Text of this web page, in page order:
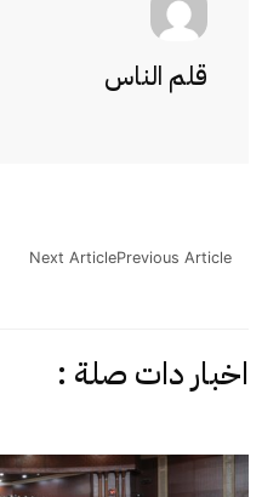
قلم الناس
Previous Article
Next Article
اخبار دات صلة :